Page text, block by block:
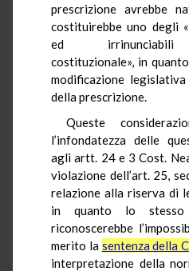
prescrizione avrebbe
costituirebbe uno degli
ed irrinunciabili
costituzionale», in
modificazione
della prescrizione.
Queste
l’infondatezza delle
agli artt. 24 e 3 Cost.
violazione dell’art. 25,
relazione alla riserva di
in quanto lo stesso
riconoscerebbe
merito la sentenza della
interpretazione della